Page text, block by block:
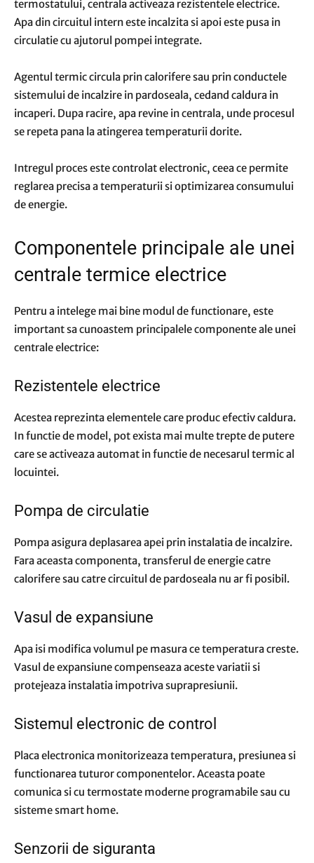
termostatului, centrala activeaza rezistentele electrice.
Apa din circuitul intern este incalzita si apoi este pusa in
circulatie cu ajutorul pompei integrate.
Agentul termic circula prin calorifere sau prin conductele
sistemului de incalzire in pardoseala, cedand caldura in
incaperi. Dupa racire, apa revine in centrala, unde procesul
se repeta pana la atingerea temperaturii dorite.
Intregul proces este controlat electronic, ceea ce permite
reglarea precisa a temperaturii si optimizarea consumului
de energie.
Componentele principale ale unei
centrale termice electrice
Pentru a intelege mai bine modul de functionare, este
important sa cunoastem principalele componente ale unei
centrale electrice:
Rezistentele electrice
Acestea reprezinta elementele care produc efectiv caldura.
In functie de model, pot exista mai multe trepte de putere
care se activeaza automat in functie de necesarul termic al
locuintei.
Pompa de circulatie
Pompa asigura deplasarea apei prin instalatia de incalzire.
Fara aceasta componenta, transferul de energie catre
calorifere sau catre circuitul de pardoseala nu ar fi posibil.
Vasul de expansiune
Apa isi modifica volumul pe masura ce temperatura creste.
Vasul de expansiune compenseaza aceste variatii si
protejeaza instalatia impotriva suprapresiunii.
Sistemul electronic de control
Placa electronica monitorizeaza temperatura, presiunea si
functionarea tuturor componentelor. Aceasta poate
comunica si cu termostate moderne programabile sau cu
sisteme smart home.
Senzorii de siguranta